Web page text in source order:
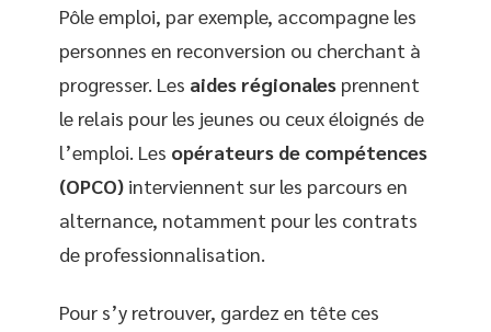
Pôle emploi, par exemple, accompagne les
personnes en reconversion ou cherchant à
progresser. Les aides régionales prennent
le relais pour les jeunes ou ceux éloignés de
l’emploi. Les opérateurs de compétences
(OPCO) interviennent sur les parcours en
alternance, notamment pour les contrats
de professionnalisation.
Pour s’y retrouver, gardez en tête ces